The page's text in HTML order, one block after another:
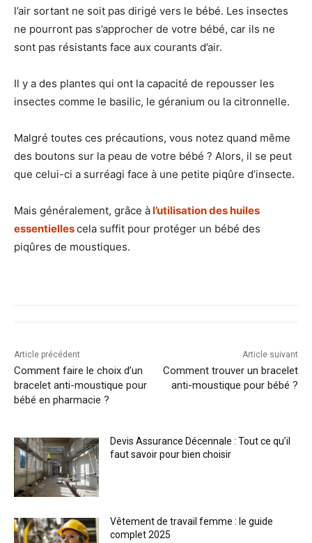
l’air sortant ne soit pas dirigé vers le bébé. Les insectes
ne pourront pas s’approcher de votre bébé, car ils ne
sont pas résistants face aux courants d’air.
Il y a des plantes qui ont la capacité de repousser les
insectes comme le basilic, le géranium ou la citronnelle.
Malgré toutes ces précautions, vous notez quand même
des boutons sur la peau de votre bébé ? Alors, il se peut
que celui-ci a surréagi face à une petite piqûre d’insecte.
Mais généralement, grâce àl’utilisation des huiles
essentiellescela suffit pour protéger un bébé des
piqûres de moustiques.
Article précédent
Comment faire le choix d’un
bracelet anti-moustique pour
bébé en pharmacie ?
Article suivant
Comment trouver un bracelet
anti-moustique pour bébé ?
Devis Assurance Décennale : Tout ce qu’il
faut savoir pour bien choisir
Vêtement de travail femme : le guide
complet 2025